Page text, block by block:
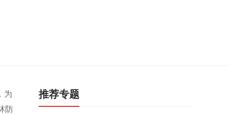
为
防
推荐专题